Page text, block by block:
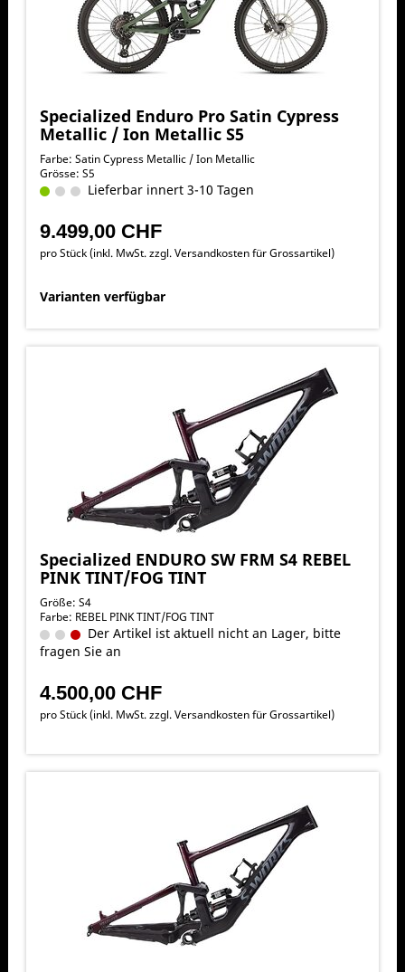
Specialized Enduro Pro Satin Cypress
Metallic / Ion Metallic S5
Farbe: Satin Cypress Metallic / Ion Metallic
Grösse: S5
Lieferbar innert 3-10 Tagen
9.499,00 CHF
pro Stück (inkl. MwSt. zzgl.Versandkosten für Grossartikel)
Varianten verfügbar
Specialized ENDURO SW FRM S4 REBEL
PINK TINT/FOG TINT
Größe: S4
Farbe: REBEL PINK TINT/FOG TINT
Der Artikel ist aktuell nicht an Lager, bitte
fragen Sie an
4.500,00 CHF
pro Stück (inkl. MwSt. zzgl.Versandkosten für Grossartikel)